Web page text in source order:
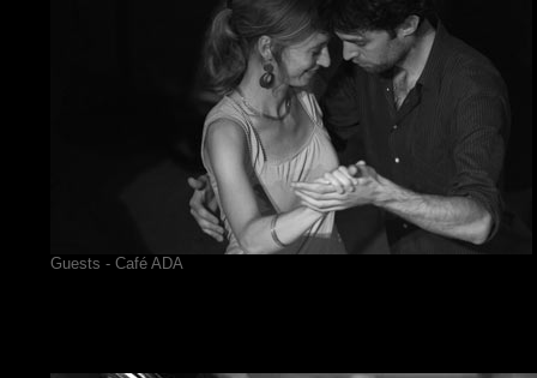
Guests - Café ADA